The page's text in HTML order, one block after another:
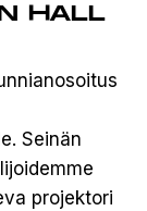
HALL
Seinän
projektori